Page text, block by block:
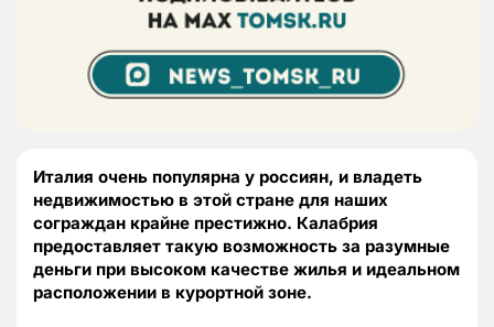
Италия очень популярна у россиян, и владеть
недвижимостью в этой стране для наших
сограждан крайне престижно. Калабрия
предоставляет такую возможность за разумные
деньги при высоком качестве жилья и идеальном
расположении в курортной зоне.